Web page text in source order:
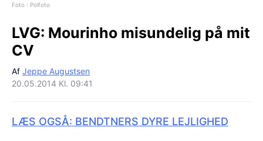
Foto : Polfoto
LVG: Mourinho misundelig på mit
CV
Af Jeppe Augustsen
20.05.2014 Kl. 09:41
LÆS OGSÅ: BENDTNERS DYRE LEJLIGHED